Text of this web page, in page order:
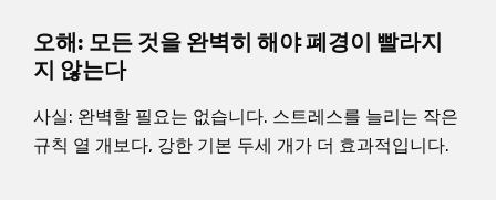
오해: 모든 것을 완벽히 해야 폐경이 빨라지
지 않는다
사실: 완벽할 필요는 없습니다. 스트레스를 늘리는 작은
규칙 열 개보다, 강한 기본 두세 개가 더 효과적입니다.